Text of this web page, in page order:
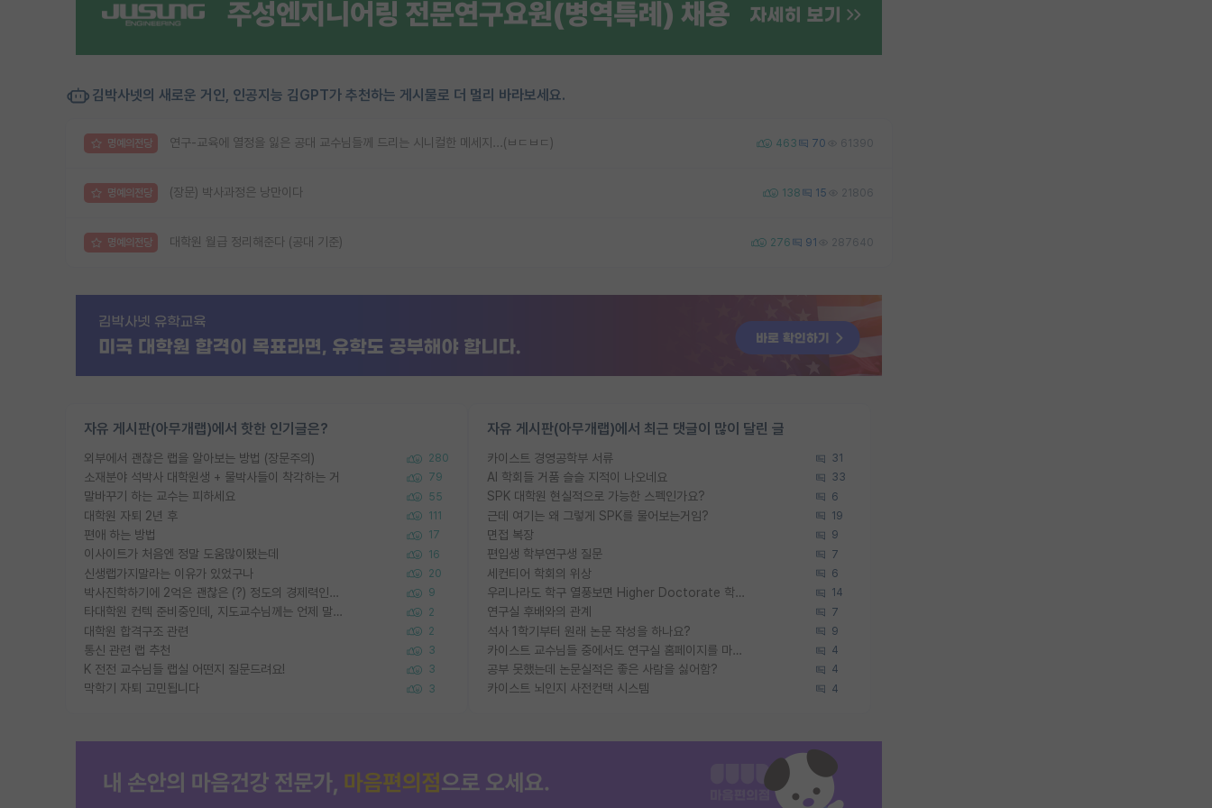
김박사넷의 새로운 거인, 인공지능 김GPT가 추천하는 게시물로 더 멀리 바라보세요.
명예의전당 연구-교육에 열정을 잃은 공대 교수님들께 드리는 시니컬한 메세지...(ㅂㄷㅂㄷ) 463 70 61390
명예의전당 (장문) 박사과정은 낭만이다 138 15 21806
명예의전당 대학원 월급 정리해준다 (공대 기준) 276 91 287640
자유 게시판(아무개랩)에서 핫한 인기글은?
외부에서 괜찮은 랩을 알아보는 방법 (장문주의) 280
소재분야 석박사 대학원생 + 물박사들이 착각하는 거 79
말바꾸기 하는 교수는 피하세요 55
대학원 자퇴 2년 후 111
편애 하는 방법 17
이사이트가 처음엔 정말 도움많이됐는데 16
신생랩가지말라는 이유가 있었구나 20
박사진학하기에 2억은 괜찮은 (?) 정도의 경제력인가요 9
타대학원 컨텍 준비중인데, 지도교수님께는 언제 말씀드려야 할까요? 2
대학원 합격구조 관련 2
통신 관련 랩 추천 3
K 전전 교수님들 랩실 어떤지 질문드려요! 3
막학기 자퇴 고민됩니다 3
자유 게시판(아무개랩)에서 최근 댓글이 많이 달린 글
카이스트 경영공학부 서류 31
AI 학회들 거품 슬슬 지적이 나오네요 33
SPK 대학원 현실적으로 가능한 스펙인가요? 6
근데 여기는 왜 그렇게 SPK를 물어보는거임? 19
면접 복장 9
편입생 학부연구생 질문 7
세컨티어 학회의 위상 6
우리나라도 학구 열풍보면 Higher Doctorate 학위가 필요하다고 봅니다. 14
연구실 후배와의 관계 7
석사 1학기부터 원래 논문 작성을 하나요? 9
카이스트 교수님들 중에서도 연구실 홈페이지를 마련 안 하신 분들이 계시던데 4
공부 못했는데 논문실적은 좋은 사람을 싫어함? 4
카이스트 뇌인지 사전컨택 시스템 4